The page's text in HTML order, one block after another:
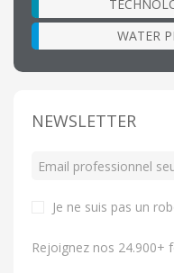
WATER
NEWSLETTER
Je ne suis pas un
Rejoignez nos 24.900+